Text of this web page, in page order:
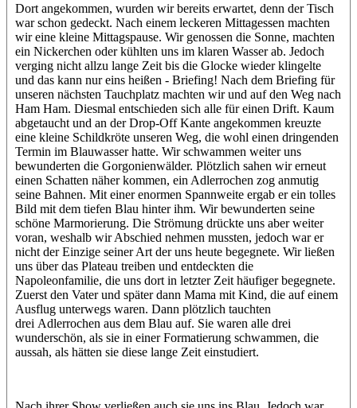
Dort angekommen, wurden wir bereits erwartet, denn der Tisch
war schon gedeckt. Nach einem leckeren Mittagessen machten
wir eine kleine Mittagspause. Wir genossen die Sonne, machten
ein Nickerchen oder kühlten uns im klaren Wasser ab. Jedoch
verging nicht allzu lange Zeit bis die Glocke wieder klingelte
und das kann nur eins heißen - Briefing! Nach dem Briefing für
unseren nächsten Tauchplatz machten wir und auf den Weg nach
Ham Ham. Diesmal entschieden sich alle für einen Drift. Kaum
abgetaucht und an der Drop-Off Kante angekommen kreuzte
eine kleine Schildkröte unseren Weg, die wohl einen dringenden
Termin im Blauwasser hatte. Wir schwammen weiter uns
bewunderten die Gorgonienwälder. Plötzlich sahen wir erneut
einen Schatten näher kommen, ein Adlerrochen zog anmutig
seine Bahnen. Mit einer enormen Spannweite ergab er ein tolles
Bild mit dem tiefen Blau hinter ihm. Wir bewunderten seine
schöne Marmorierung. Die Strömung drückte uns aber weiter
voran, weshalb wir Abschied nehmen mussten, jedoch war er
nicht der Einzige seiner Art der uns heute begegnete. Wir ließen
uns über das Plateau treiben und entdeckten die
Napoleonfamilie, die uns dort in letzter Zeit häufiger begegnete.
Zuerst den Vater und später dann Mama mit Kind, die auf einem
Ausflug unterwegs waren. Dann plötzlich tauchten
drei Adlerrochen aus dem Blau auf. Sie waren alle drei
wunderschön, als sie in einer Formatierung schwammen, die
aussah, als hätten sie diese lange Zeit einstudiert.